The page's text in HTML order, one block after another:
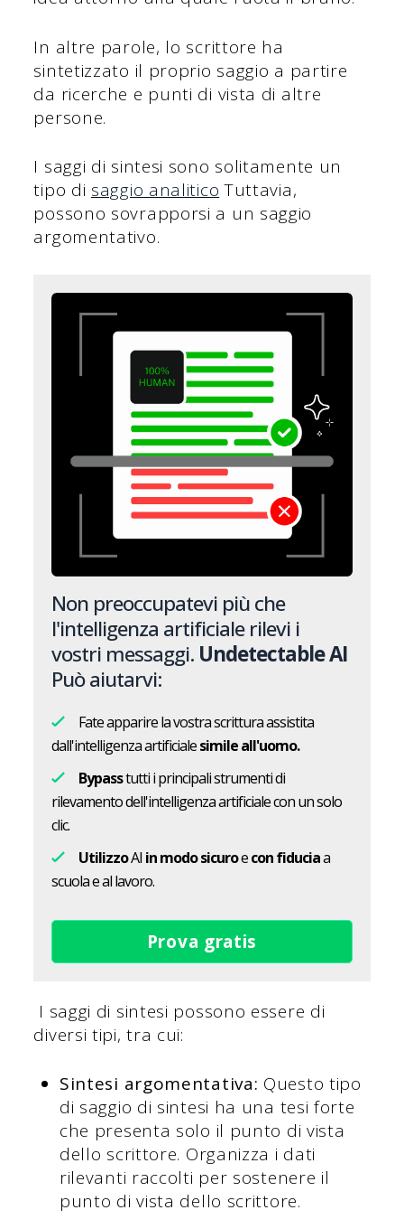
In altre parole, lo scrittore ha
sintetizzato il proprio saggio a partire
da ricerche e punti di vista di altre
persone.
I saggi di sintesi sono solitamente un
tipo di saggio analitico Tuttavia,
possono sovrapporsi a un saggio
argomentativo.
Non preoccupatevi più che
l'intelligenza artificiale rilevi i
vostri messaggi. Undetectable AI
Può aiutarvi:
Fate apparire la vostra scrittura assistita
dall'intelligenza artificialesimile all'uomo.
Bypasstutti i principali strumenti di
rilevamento dell'intelligenza artificiale con un solo
clic.
UtilizzoAI in modo sicuroecon fiduciaa
scuola e al lavoro.
Prova gratis
I saggi di sintesi possono essere di
diversi tipi, tra cui:
Sintesi argomentativa: Questo tipo
di saggio di sintesi ha una tesi forte
che presenta solo il punto di vista
dello scrittore. Organizza i dati
rilevanti raccolti per sostenere il
punto di vista dello scrittore.